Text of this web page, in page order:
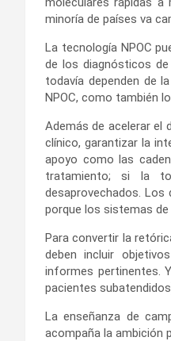
minoría de países va
La tecnología NPOC
de los diagnósticos
todavía dependen de
NPOC, como también
Además de acelerar el
clínico, garantizar la
apoyo como las
tratamiento; si la
desaprovechados.
porque los sistemas de
Para convertir la
deben incluir
informes pertinentes.
pacientes
La enseñanza de
acompaña la ambición